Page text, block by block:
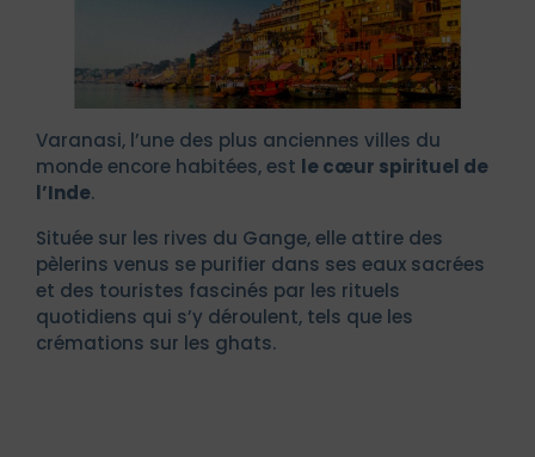
Varanasi, l’une des plus anciennes villes du
monde encore habitées, est le cœur spirituel de
l’Inde.
Située sur les rives du Gange, elle attire des
pèlerins venus se purifier dans ses eaux sacrées
et des touristes fascinés par les rituels
quotidiens qui s’y déroulent, tels que les
crémations sur les ghats.